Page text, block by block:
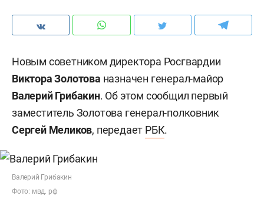
Новым советником директора Росгвардии
Виктора Золотова назначен генерал-майор
Валерий Грибакин. Об этом сообщил первый
заместитель Золотова генерал-полковник
Сергей Меликов, передает РБК.
Валерий Грибакин
Фото: мвд. рф